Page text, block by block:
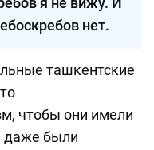
нет.
ташкентские
чтобы они имели
даже были